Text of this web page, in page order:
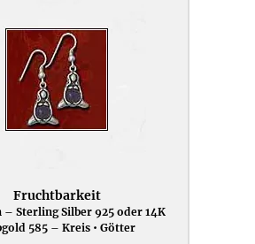
Fruchtbarkeit
– Sterling Silber 925 oder 14K
585 – Kreis • Götter